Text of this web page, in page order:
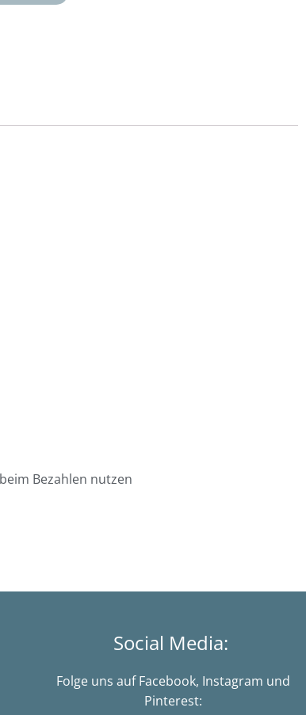
Bezahlen nutzen
Social Media:
Folge uns auf Facebook, Instagram und
Pinterest: